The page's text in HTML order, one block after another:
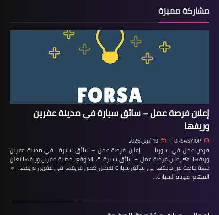
مشاركة مميزة
إعلان فرصة عمل – سائق سيارة في مدينة عفرين
وريفها
FORSASYJOP 19 أبريل 2026
فرص عمل في سوريا إعلان فرصة عمل – سائق سيارة في مدينة عفرين
وريفها 📢 إعلان فرصة عمل – سائق سيارة 📍 الموقع: مدينة عفرين وريفها تعلن
جهة خاصة عن حاجتها إلى سائق سيارة للعمل ضمن فريقها في عفرين وريفها. 🔹
المهام: قيادة السيارة…